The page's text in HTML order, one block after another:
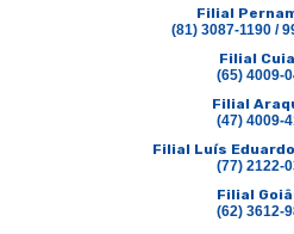
Filial
(81) 3087-1190 /
Filial
(65) 4009-
Filial
(47) 4009-
Filial Luís
(77) 2122-
Filial
(62) 3612-